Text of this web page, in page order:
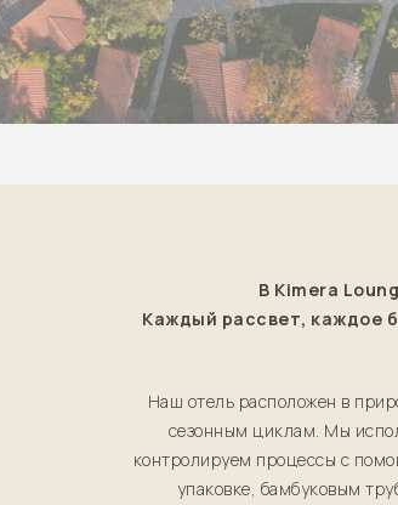
В Kimera
Каждый рассвет, каждое
Наш отель расположен в
сезонным циклам. Мы
контролируем процессы с
упаковке, бамбуковым